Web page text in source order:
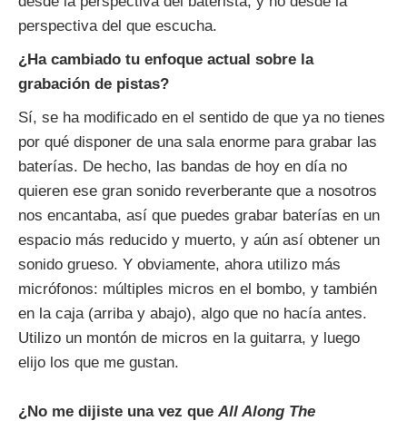
perspectiva del que escucha.
¿Ha cambiado tu enfoque actual sobre la
grabación de pistas?
Sí, se ha modificado en el sentido de que ya no tienes
por qué disponer de una sala enorme para grabar las
baterías. De hecho, las bandas de hoy en día no
quieren ese gran sonido reverberante que a nosotros
nos encantaba, así que puedes grabar baterías en un
espacio más reducido y muerto, y aún así obtener un
sonido grueso. Y obviamente, ahora utilizo más
micrófonos: múltiples micros en el bombo, y también
en la caja (arriba y abajo), algo que no hacía antes.
Utilizo un montón de micros en la guitarra, y luego
elijo los que me gustan.
¿No me dijiste una vez que All Along The